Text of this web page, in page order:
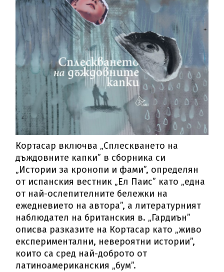
Кортасар включва „Сплескването на
дъждовните капки” в сборника си
„Истории за кронопи и фами”, определян
от испанския вестник „Ел Паис” като „една
от най-ослепителните бележки на
ежедневието на автора”, а литературният
наблюдател на британския в. „Гардиън”
описва разказите на Кортасар като „живo
експериментални, невероятни истории”,
които са сред най-доброто от
латиноамериканския „бум”.